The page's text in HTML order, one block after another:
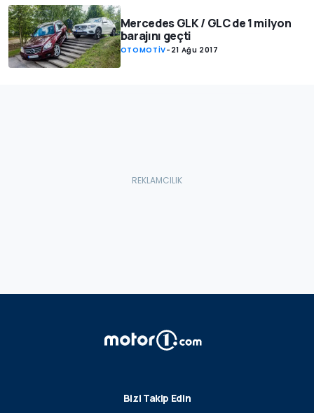
Mercedes GLK / GLC de 1 milyon
barajını geçti
OTOMOTİV- 21 Ağu 2017
Bizi Takip Edin